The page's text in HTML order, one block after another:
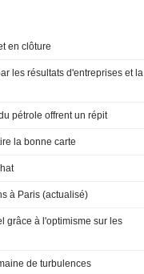
en clôture
les résultats d'entreprises et la
pétrole offrent un répit
la bonne carte
à Paris (actualisé)
grâce à l'optimisme sur les
de turbulences